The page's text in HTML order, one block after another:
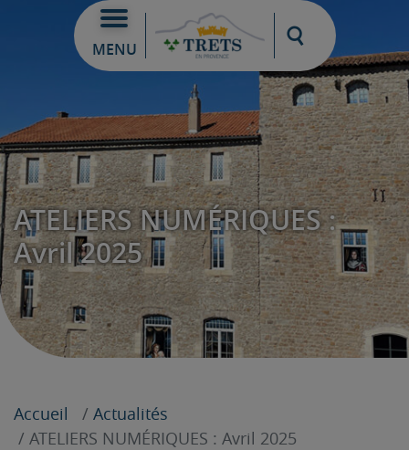
MENU
Moteur de
ATELIERS NUMÉRIQUES :
Avril 2025
Accueil
Actualités
ATELIERS NUMÉRIQUES : Avril 2025